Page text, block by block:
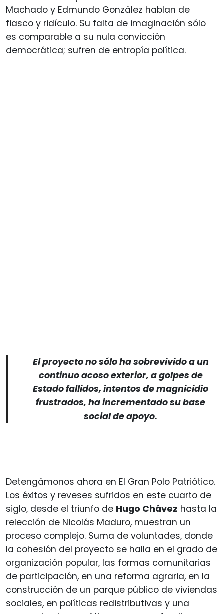
Machado y Edmundo González hablan de
fiasco y ridículo. Su falta de imaginación sólo
es comparable a su nula convicción
democrática; sufren de entropía política.
El proyecto no sólo ha sobrevivido a un
continuo acoso exterior, a golpes de
Estado fallidos, intentos de magnicidio
frustrados, ha incrementado su base
social de apoyo.
Detengámonos ahora en El Gran Polo Patriótico.
Los éxitos y reveses sufridos en este cuarto de
siglo, desde el triunfo de Hugo Chávez hasta la
relección de Nicolás Maduro, muestran un
proceso complejo. Suma de voluntades, donde
la cohesión del proyecto se halla en el grado de
organización popular, las formas comunitarias
de participación, en una reforma agraria, en la
construcción de un parque público de viviendas
sociales, en políticas redistributivas y una